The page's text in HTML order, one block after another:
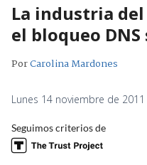
La industria
el bloqueo
PorCarolina Mardones
Lunes 14 noviembre de
Seguimos criterios de